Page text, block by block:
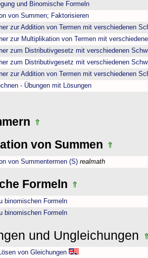
und Binomische Formeln
von Summen; Faktorisieren
zur Addition von Termen mit verschiedenen
zur Multiplikation von Termen mit
zum Distributivgesetz mit verschiedenen
zum Distributivgesetz mit verschiedenen
zur Addition von Termen mit verschiedenen
- Übungen mit Lösungen
von Summen
von Summentermen (S) realmath
Formeln
binomischen Formeln
binomischen Formeln
und Ungleichungen
von Gleichungen